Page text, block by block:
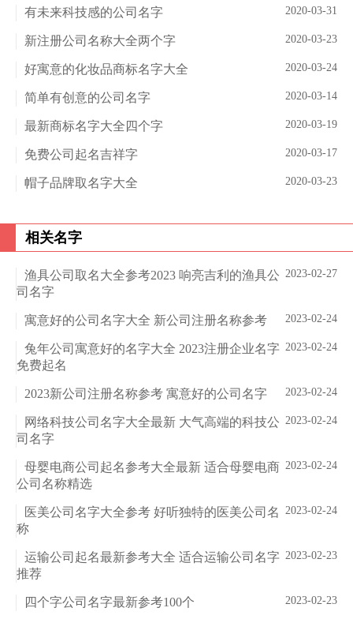
2020-03-31
有未来科技感的公司名字
2020-03-23
新注册公司名称大全两个字
2020-03-24
好寓意的化妆品商标名字大全
2020-03-14
简单有创意的公司名字
2020-03-19
最新商标名字大全四个字
2020-03-17
免费公司起名吉祥字
2020-03-23
帽子品牌取名字大全
相关名字
2023-02-27
渔具公司取名大全参考2023 响亮吉利的渔具公
司名字
2023-02-24
寓意好的公司名字大全 新公司注册名称参考
2023-02-24
兔年公司寓意好的名字大全 2023注册企业名字
免费起名
2023-02-24
2023新公司注册名称参考 寓意好的公司名字
2023-02-24
网络科技公司名字大全最新 大气高端的科技公
司名字
2023-02-24
母婴电商公司起名参考大全最新 适合母婴电商
公司名称精选
2023-02-24
医美公司名字大全参考 好听独特的医美公司名
称
2023-02-23
运输公司起名最新参考大全 适合运输公司名字
推荐
2023-02-23
四个字公司名字最新参考100个